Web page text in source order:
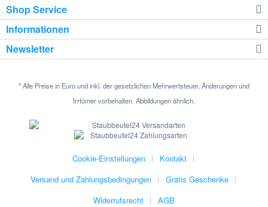
Shop Service
Informationen
Newsletter
* Alle Preise in Euro und inkl. der gesetzlichen Mehrwertsteuer. Änderungen und
Irrtümer vorbehalten. Abbildungen ähnlich.
Cookie-Einstellungen
Kontakt
Versand und Zahlungsbedingungen
Gratis Geschenke
Widerrufsrecht
AGB